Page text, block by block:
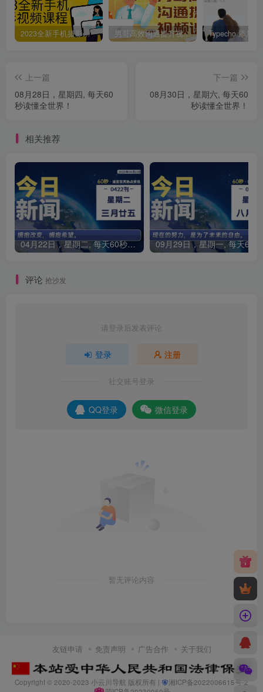
2023全新手机摄影视频课程 男哥高效沟通提升视频课程
上一篇
08月28日，星期四, 每天60
秒读懂全世界！
下一篇
08月30日，星期六, 每天60
秒读懂全世界！
相关推荐
04月22日，星期二, 每天60秒读懂全世界！
评论 抢沙发
请登录后发表评论
登录 注册
社交账号登录
QQ登录 微信登录
暂无评论内容
友链申请 免责声明 广告合作 关于我们
Copyright © 2020-2023 小云川导航 版权所有 |
湘ICP备2022006615号-2